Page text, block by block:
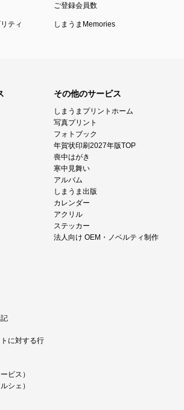
ご登録会員数
ティ しまうまMemories
その他のサービス
しまうまプリントホーム
写真プリント
フォトブック
年賀状印刷2027年版TOP
喪中はがき
寒中見舞い
アルバム
しまうま出版
カレンダー
アクリル
ステッカー
法人向け OEM・ノベルティ制作
に対する行
ビス）
シェ）